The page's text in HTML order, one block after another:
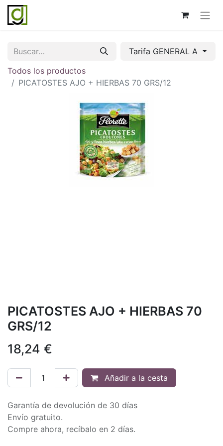
Tarifa GENERAL A
Todos los productos
PICATOSTES AJO + HIERBAS 70 GRS/12
PICATOSTES AJO + HIERBAS 70
GRS/12
18,24 €
Añadir a la cesta
Garantía de devolución de 30 días
Envío gratuito.
Compre ahora, recíbalo en 2 días.